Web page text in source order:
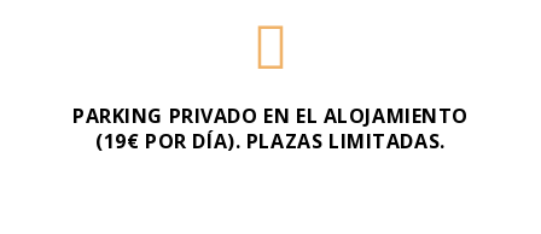
PARKING PRIVADO EN EL ALOJAMIENTO
(19€ POR DÍA). PLAZAS LIMITADAS.